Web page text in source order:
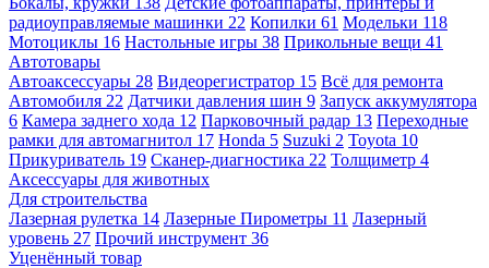
радиоуправляемые машинки 22 Копилки 61 Модельки 118
Мотоциклы 16 Настольные игры 38 Прикольные вещи 41
Автотовары
Автоаксессуары 28 Видеорегистратор 15 Всё для ремонта
Автомобиля 22 Датчики давления шин 9 Запуск аккумулятора
6 Камера заднего хода 12 Парковочный радар 13 Переходные
рамки для автомагнитол 17 Honda 5 Suzuki 2 Toyota 10
Прикуриватель 19 Сканер-диагностика 22 Толщиметр 4
Аксессуары для животных
Для строительства
Лазерная рулетка 14 Лазерные Пирометры 11 Лазерный
уровень 27 Прочий инструмент 36
Уценённый товар